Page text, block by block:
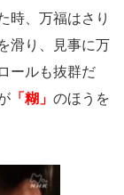
時、万福はさり
滑り、見事に万
ールも抜群だ
「糊」 のほうを